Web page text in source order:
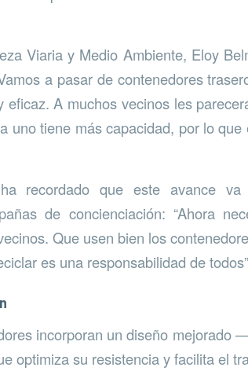
Viaria y Medio Ambiente, Eloy
a pasar de contenedores
eficaz. A muchos vecinos les
uno tiene más capacidad, por lo
recordado que este avance
de concienciación: “Ahora
Que usen bien los
es una responsabilidad de
incorporan un diseño mejorado
optimiza su resistencia y facilita el